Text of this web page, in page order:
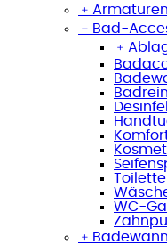
﹢
﹣ Bad-
﹢
WC-
﹢